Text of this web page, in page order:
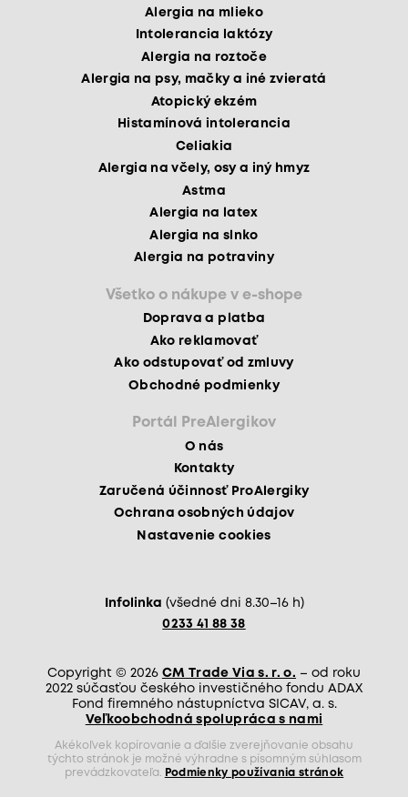
Alergia na mlieko
Intolerancia laktózy
Alergia na roztoče
Alergia na psy, mačky a iné zvieratá
Atopický ekzém
Histamínová intolerancia
Celiakia
Alergia na včely, osy a iný hmyz
Astma
Alergia na latex
Alergia na slnko
Alergia na potraviny
Všetko o nákupe v e-shope
Doprava a platba
Ako reklamovať
Ako odstupovať od zmluvy
Obchodné podmienky
Portál PreAlergikov
O nás
Kontakty
Zaručená účinnosť ProAlergiky
Ochrana osobných údajov
Nastavenie cookies
Infolinka (všedné dni 8.30–16 h)
0233 41 88 38
Copyright © 2026 CM Trade Via s. r. o. – od roku
2022 súčasťou českého investičného fondu ADAX
Fond firemného nástupníctva SICAV, a. s.
Veľkoobchodná spolupráca s nami
Akékoľvek kopírovanie a ďalšie zverejňovanie obsahu
týchto stránok je možné výhradne s písomným súhlasom
prevádzkovateľa.
Podmienky používania stránok